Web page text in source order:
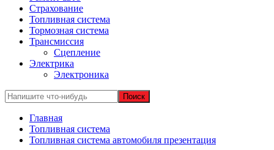
Страхование
Топливная система
Тормозная система
Трансмиссия
Сцепление
Электрика
Электроника
Главная
Топливная система
Топливная система автомобиля презентация